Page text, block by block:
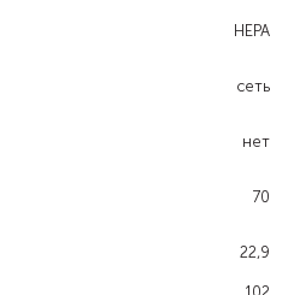
HEPA
сеть
нет
70
22,9